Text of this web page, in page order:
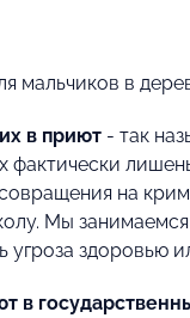
мальчиков в
в приют - так
фактически
на
Мы
угроза здоровью
в